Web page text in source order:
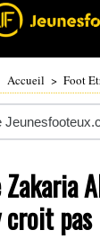
Accueil > Foot
croit pas